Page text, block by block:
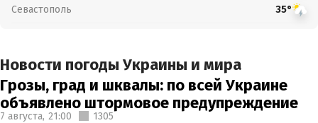
Севастополь 35°
Новости погоды Украины и мира
Грозы, град и шквалы: по всей Украине
объявлено штормовое предупреждение
7 августа, 21:00 1305